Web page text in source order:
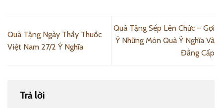
Quà Tặng Ngày Thầy Thuốc
Việt Nam 27/2 Ý Nghĩa
Quà Tặng Sếp Lên Chức – Gợi
Ý Những Món Quà Ý Nghĩa Và
Đẳng Cấp
Trả lời